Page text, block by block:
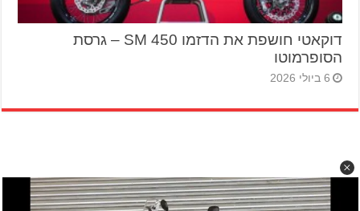
דוקאטי חושפת את הדזמו 450 SM – גרסת
הסופרמוטו
6 ביולי 2026